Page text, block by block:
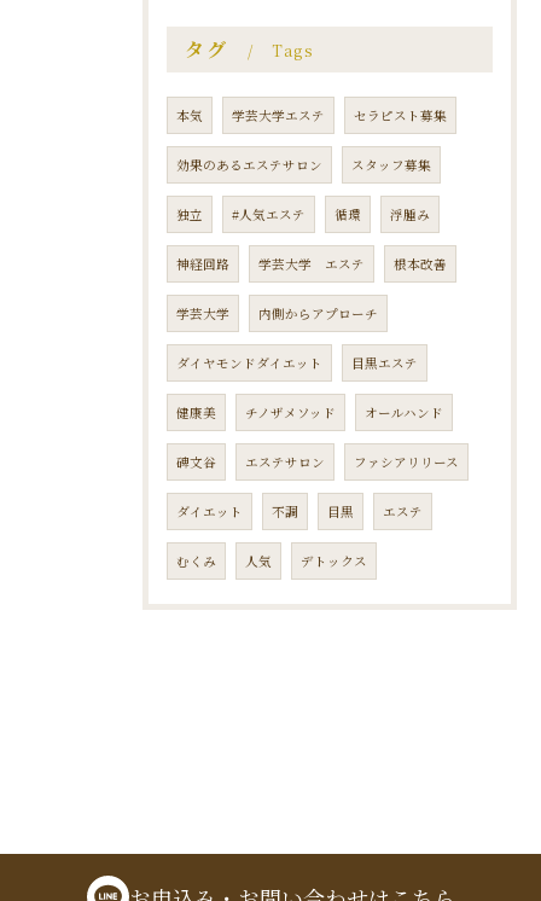
タグ Tags
本気 学芸大学エステ セラピスト募集
効果のあるエステサロン スタッフ募集
独立 #人気エステ 循環 浮腫み
神経回路 学芸大学 エステ 根本改善
学芸大学 内側からアプローチ
ダイヤモンドダイエット 目黒エステ
健康美 チノザメソッド オールハンド
碑文谷 エステサロン ファシアリリース
ダイエット 不調 目黒 エステ
むくみ 人気 デトックス